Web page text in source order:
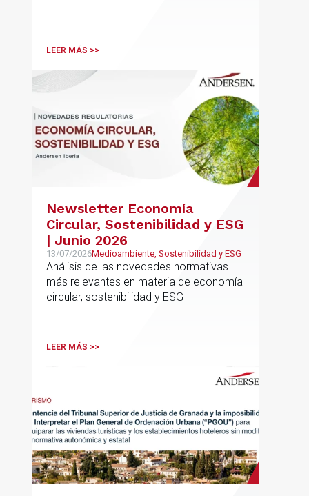
LEER MÁS >>
Newsletter Economía
Circular, Sostenibilidad y ESG
| Junio 2026
13/07/2026Medioambiente, Sostenibilidad y ESG
Análisis de las novedades normativas
más relevantes en materia de economía
circular, sostenibilidad y ESG
LEER MÁS >>